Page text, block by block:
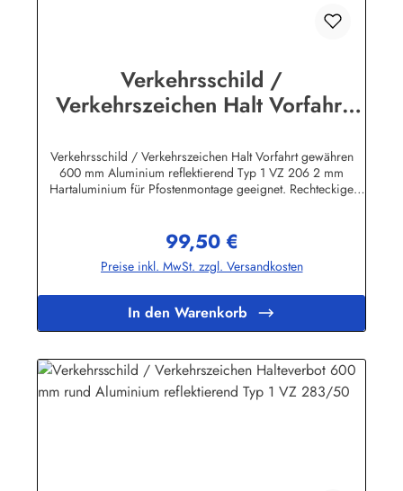
Verkehrsschild /
Verkehrszeichen Halt Vorfahrt
reflektierend Typ 1 VZ 206
Verkehrsschild / Verkehrszeichen Halt Vorfahrt gewähren
600 mm Aluminium reflektierend Typ 1 VZ 206 2 mm
Hartaluminium für Pfostenmontage geeignet. Rechteckige
Größen lieferbar! Wir führen ausschließlich beste Qualität
"Made in Germany". Bitte beachten Sie beim Preisvergleich:
Die Verkehrszeichen entsprechen den Bestimmungen der
Stärke des Hart - Aluminium - Bleches beträgt 2 mm, die
Schilder sind also für die Pfostenmontage geeignet und
zeichnen sich durch erstklassige Verarbeitung und lange
Schilder- und Etikettenfabrik GmbH & Co. KGNeuer Weg 12
– 1642111 Wuppertalinfo@schilder-klar.de
Regulärer Preis:
99,50 €
Preise inkl. MwSt. zzgl. Versandkosten
In den Warenkorb